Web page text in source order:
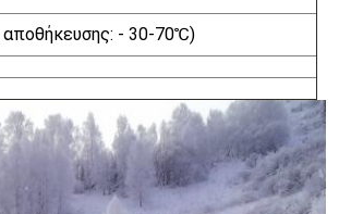
- 30-70℃)